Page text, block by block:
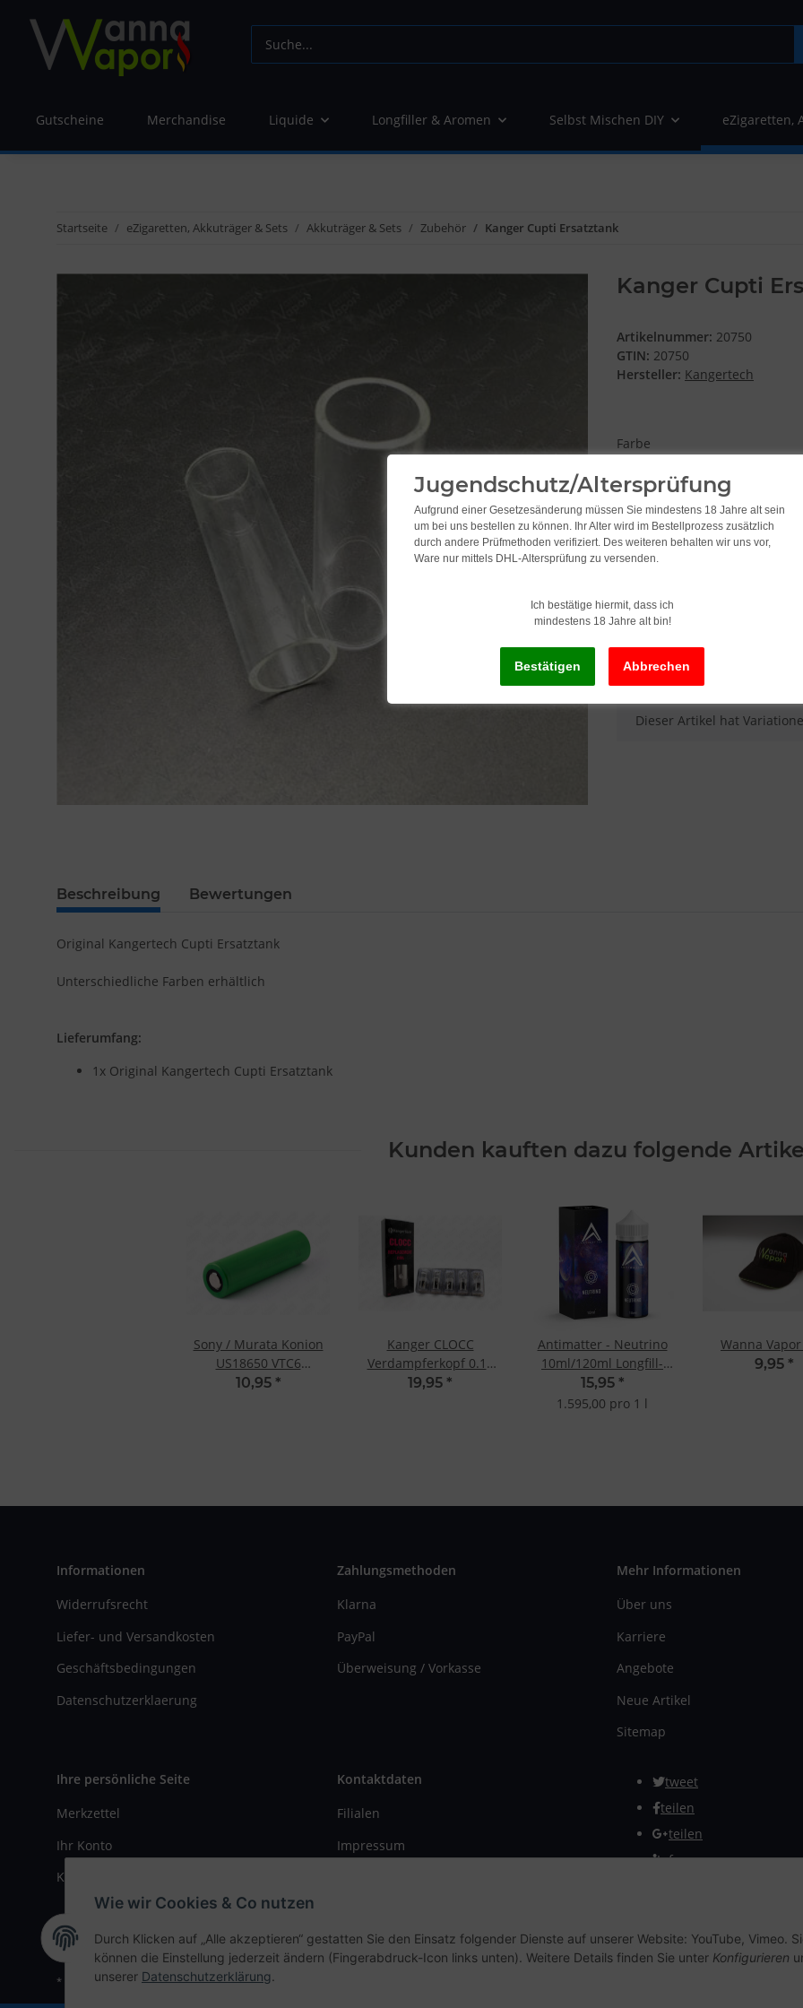
Gutscheine Merchandise Liquide Longfiller & Aromen Selbst Mischen DIY eZigaretten,
Startseite eZigaretten, Akkuträger & Sets Akkuträger & Sets Zubehör Kanger Cupti Ersatztank
Kanger Cupti
Artikelnummer: 20750
GTIN: 20750
Hersteller: Kangertech
Farbe
Bitte wählen Sie eine
6,95
Lieferstatus: Sofort ab Lager
x
Dieser Artikel hat
Beschreibung Bewertungen
Original Kangertech Cupti Ersatztank
Unterschiedliche Farben erhältlich
Lieferumfang:
1x Original Kangertech Cupti Ersatztank
Kunden kauften dazu folgende
Sony / Murata Konion
US18650 VTC6
3120mAh 30A
10,95 *
Kanger CLOCC
Verdampferkopf 0.15
Ohm Ni200 (5 St.)
19,95 *
Antimatter - Neutrino
10ml/120ml Longfill-
Aroma
15,95 *
1.595,00 pro 1 l
Wanna
9,95 *
Informationen
Widerrufsrecht
Liefer- und Versandkosten
Geschäftsbedingungen
Datenschutzerklaerung
Zahlungsmethoden
Klarna
PayPal
Überweisung / Vorkasse
Mehr Informationen
Über uns
Karriere
Angebote
Neue Artikel
Sitemap
Ihre persönliche Seite
Merkzettel
Ihr Konto
Kasse
Kontaktdaten
Filialen
Impressum
tweet
teilen
teilen
Info
Vertrag widerrufen
* Alle Preise inkl. gesetzlicher USt., zzgl.Versand
Jugendschutz/Altersprüfung
Aufgrund einer Gesetzesänderung müssen Sie mindestens 18 Jahre alt sein
um bei uns bestellen zu können. Ihr Alter wird im Bestellprozess zusätzlich
durch andere Prüfmethoden verifiziert. Des weiteren behalten wir uns vor,
Ware nur mittels DHL-Altersprüfung zu versenden.
Ich bestätige hiermit, dass ich
mindestens 18 Jahre alt bin!
Wie wir Cookies & Co nutzen
Durch Klicken auf „Alle akzeptieren“ gestatten Sie den Einsatz folgender Dienste auf unserer Website: YouTube, Vimeo.
können die Einstellung jederzeit ändern (Fingerabdruck-Icon links unten). Weitere Details finden Sie unter Konfigurieren
unserer Datenschutzerklärung.